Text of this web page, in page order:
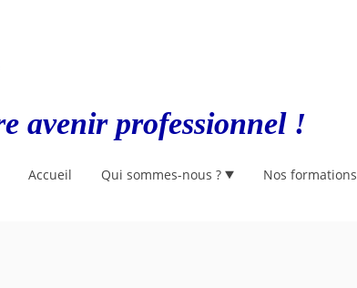
avenir professionnel !
Accueil Qui sommes-nous ? Nos formations